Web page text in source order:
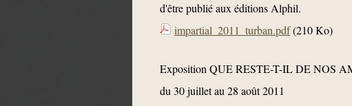
d'être publié aux éditions Alphil.
impartial_2011_turban.pdf(210 Ko)
Exposition QUE RESTE-T-IL DE NOS
du 30 juillet au 28 août 2011